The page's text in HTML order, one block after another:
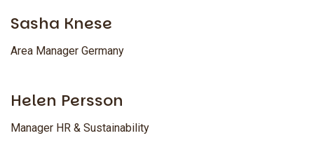
Sasha Knese
Area Manager Germany
Helen Persson
Manager HR & Sustainability